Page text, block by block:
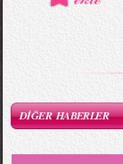
DİĞER HABERLER